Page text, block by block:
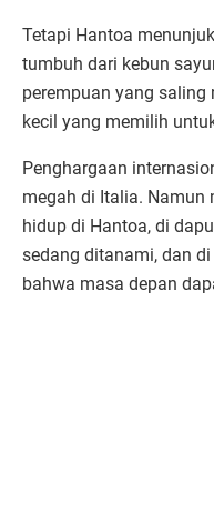
Tetapi Hantoa
tumbuh dari kebun
perempuan yang
kecil yang memilih
Penghargaan
megah di Italia. Namun
hidup di Hantoa, di
sedang ditanami, dan
bahwa masa depan